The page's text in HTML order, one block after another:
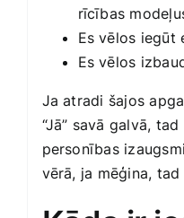
rīcības
Es vēlos iegūt
Es vēlos
Ja atradi šajos
“Jā” savā galvā,
personības
vērā, ja mēģina,